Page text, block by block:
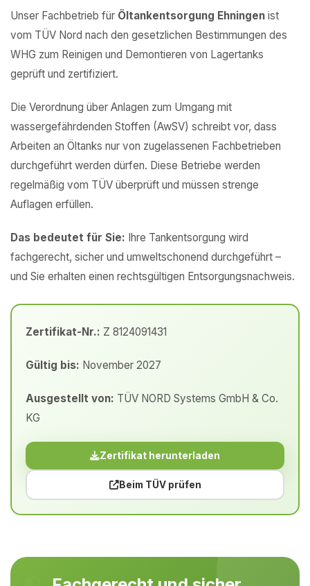
Unser Fachbetrieb für Öltankentsorgung Ehningen ist
vom TÜV Nord nach den gesetzlichen Bestimmungen des
WHG zum Reinigen und Demontieren von Lagertanks
geprüft und zertifiziert.
Die Verordnung über Anlagen zum Umgang mit
wassergefährdenden Stoffen (AwSV) schreibt vor, dass
Arbeiten an Öltanks nur von zugelassenen Fachbetrieben
durchgeführt werden dürfen. Diese Betriebe werden
regelmäßig vom TÜV überprüft und müssen strenge
Auflagen erfüllen.
Das bedeutet für Sie: Ihre Tankentsorgung wird
fachgerecht, sicher und umweltschonend durchgeführt –
und Sie erhalten einen rechtsgültigen Entsorgungsnachweis.
Zertifikat-Nr.: Z 8124091431
Gültig bis: November 2027
Ausgestellt von: TÜV NORD Systems GmbH & Co.
KG
Zertifikat herunterladen
Beim TÜV prüfen